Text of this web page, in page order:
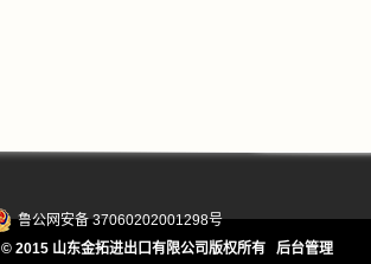
鲁公网安备 37060202001298号
2015 山东金拓进出口有限公司版权所有
后台管理